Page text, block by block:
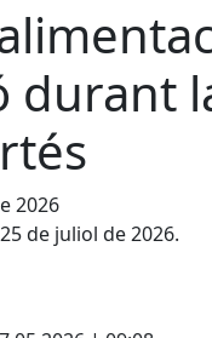
durant
2026
de juliol de 2026.